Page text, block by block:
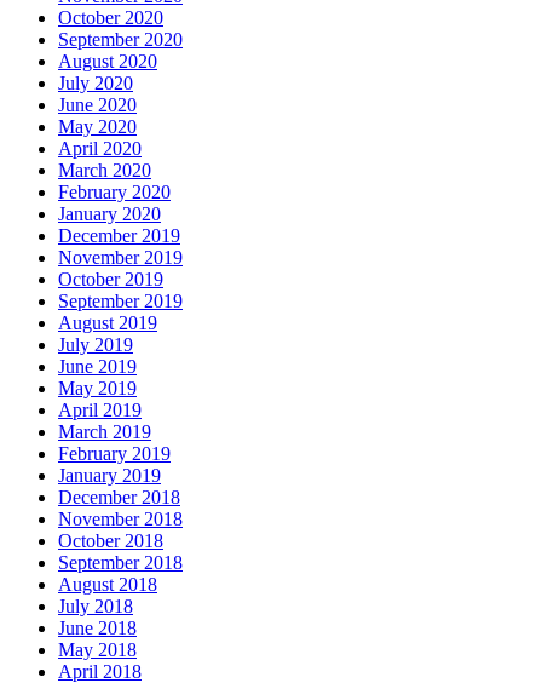
October 2020
September 2020
August 2020
July 2020
June 2020
May 2020
April 2020
March 2020
February 2020
January 2020
December 2019
November 2019
October 2019
September 2019
August 2019
July 2019
June 2019
May 2019
April 2019
March 2019
February 2019
January 2019
December 2018
November 2018
October 2018
September 2018
August 2018
July 2018
June 2018
May 2018
April 2018